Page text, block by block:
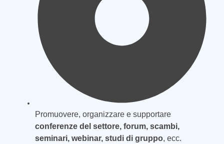
Promuovere, organizzare e supportare
conferenze del settore, forum, scambi,
seminari, webinar, studi di gruppo, ecc.